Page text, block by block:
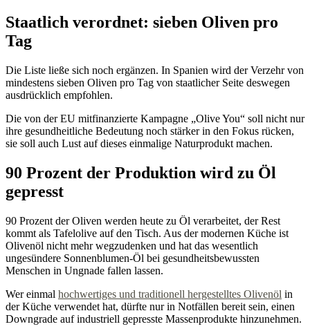
Staatlich verordnet: sieben Oliven pro
Tag
Die Liste ließe sich noch ergänzen. In Spanien wird der Verzehr von
mindestens sieben Oliven pro Tag von staatlicher Seite deswegen
ausdrücklich empfohlen.
Die von der EU mitfinanzierte Kampagne „Olive You“ soll nicht nur
ihre gesundheitliche Bedeutung noch stärker in den Fokus rücken,
sie soll auch Lust auf dieses einmalige Naturprodukt machen.
90 Prozent der Produktion wird zu Öl
gepresst
90 Prozent der Oliven werden heute zu Öl verarbeitet, der Rest
kommt als Tafelolive auf den Tisch. Aus der modernen Küche ist
Olivenöl nicht mehr wegzudenken und hat das wesentlich
ungesündere Sonnenblumen-Öl bei gesundheitsbewussten
Menschen in Ungnade fallen lassen.
Wer einmal hochwertiges und traditionell hergestelltes Olivenöl in
der Küche verwendet hat, dürfte nur in Notfällen bereit sein, einen
Downgrade auf industriell gepresste Massenprodukte hinzunehmen.